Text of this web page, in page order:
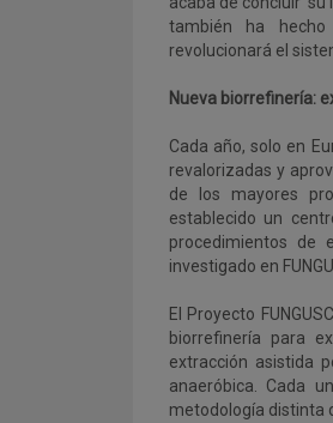
también ha
revolucionará el
Nueva biorrefinería:
Cada año, solo en
revalorizadas y
de los mayores
establecido un
procedimientos de
investigado en
El Proyecto
biorrefinería para
extracción asistida
anaeróbica. Cada
metodología distinta